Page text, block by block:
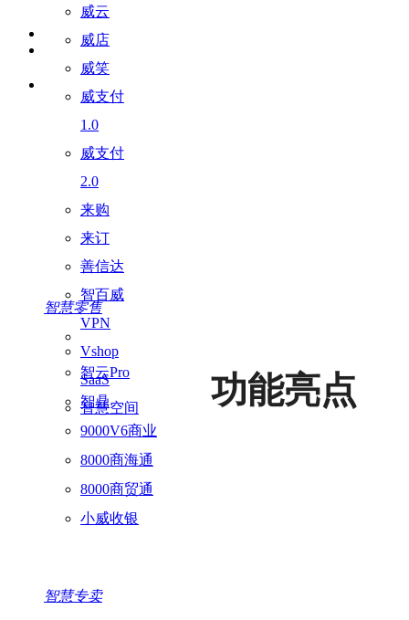
智慧零售
智云Pro
智鼎
9000V6商业
8000商海通
8000商贸通
小威收银
智慧专卖
威云
威店
威笑
威支付
1.0
威支付
2.0
来购
来订
善信达
智百威
VPN
Vshop
SaaS
智慧空间
功能亮点